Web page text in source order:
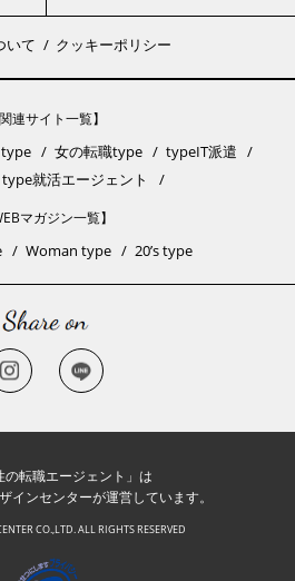
いて クッキーポリシー
関連サイト一覧】
type 女の転職type
typeIT派遣
type就活エージェント
マガジン一覧】
Woman type 20’s type
の転職エージェント」は
インセンターが運営しています。
CO.,LTD. ALL RIGHTS RESERVED